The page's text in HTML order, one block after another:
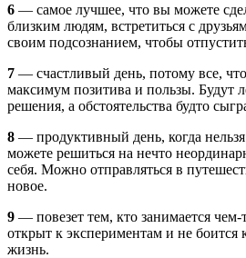
6 — самое лучшее, что вы можете
близким людям, встретиться с
своим подсознанием, чтобы
7 — счастливый день, потому все,
максимум позитива и пользы. Будут
решения, а обстоятельства будто
8 — продуктивный день, когда
можете решиться на нечто
себя. Можно отправляться в
новое.
9 — повезет тем, кто занимается чем-
открыт к экспериментам и не боится
жизнь.